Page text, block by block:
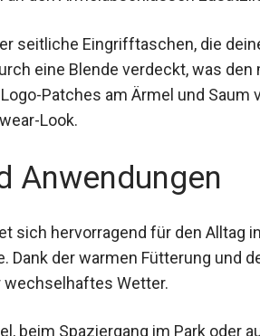
seitliche Eingrifftaschen, die
eine Blende verdeckt, was
Patches am Ärmel und Saum
Look.
Anwendungen
sich hervorragend für den Alltag
Dank der warmen Fütterung und
Wetter.
beim Spaziergang im Park oder